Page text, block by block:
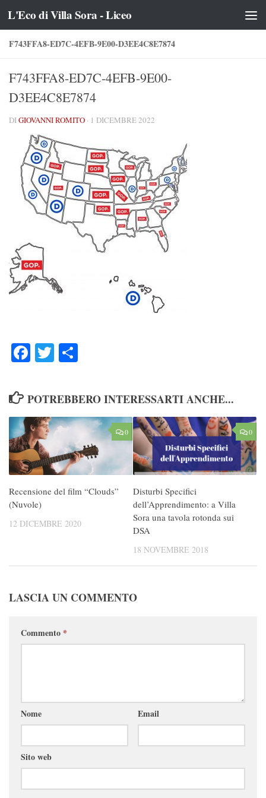
Salta al contenuto
L'Eco di Villa Sora - Liceo
F743FFA8-ED7C-4EFB-9E00-D3EE4C8E7874
F743FFA8-ED7C-4EFB-9E00-
D3EE4C8E7874
DIGIOVANNI ROMITO · 1 DICEMBRE 2022
FacebookTwitter
POTREBBERO INTERESSARTI ANCHE...
0
Recensione del film “Clouds”
(Nuvole)
12 DICEMBRE 2020
0
Disturbi Specifici
dell’Apprendimento: a Villa
Sora una tavola rotonda sui
DSA
18 NOVEMBRE 2018
LASCIA UN COMMENTO
Commento *
Nome Email
Sito web